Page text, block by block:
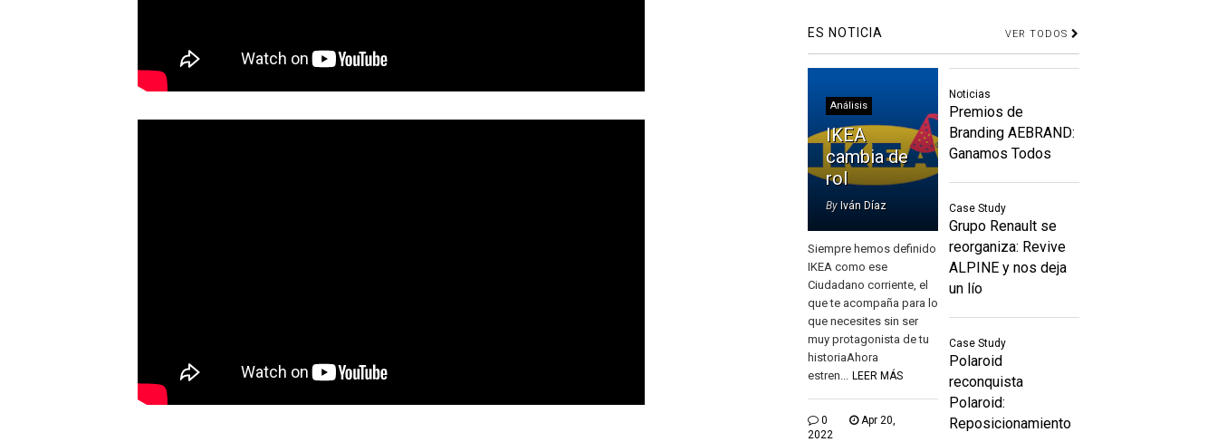
ES NOTICIA VER TODOS
Análisis
IKEA
cambia de
rol
By Iván Díaz
Siempre hemos definido
IKEA como ese
Ciudadano corriente, el
que te acompaña para lo
que necesites sin ser
muy protagonista de tu
historiaAhora
estren...
LEER MÁS
0
Apr 20,
2022
Noticias
Premios de
Branding AEBRAND:
Ganamos Todos
Case Study
Grupo Renault se
reorganiza: Revive
ALPINE y nos deja
un lío
Case Study
Polaroid
reconquista
Polaroid:
Reposicionamiento